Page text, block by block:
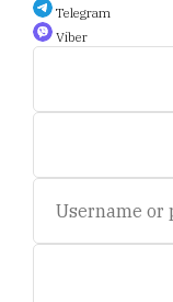
Telegram
Viber